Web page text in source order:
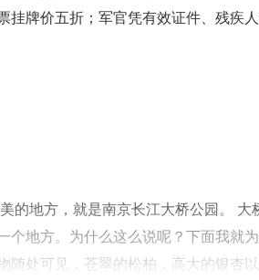
牌价五折；军官凭有效证件、残疾
的地方，就是南京长江大桥公园。 大
个地方。为什么这么说呢？下面我就
处可见，苍翠的松柏，高大的银杏